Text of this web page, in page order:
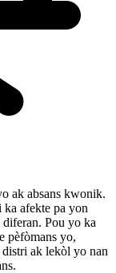
ak absans kwonik.
afekte pa yon
Pou yo ka
pèfòmans yo,
distri ak lekòl yo nan